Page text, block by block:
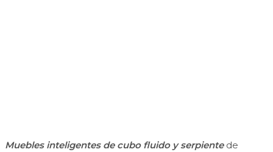
Muebles inteligentes de cubo fluido y serpientede